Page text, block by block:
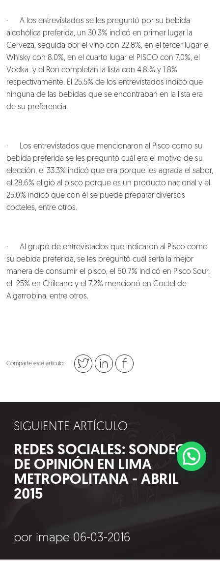
©2018 IMA GO!
· A los entrevistados se les preguntó por su bebida
alcohólica preferida, un 30.3% indicó en primer lugar la
Cerveza, seguida por el vino con 22.8%, en el tercer lugar el
Whisky con 8.0%, en el cuarto lugar el PISCO con 7.0%, el
Vodka y el Ron completan la lista con 4.8 % y 1.8%
respectivamente. El 25.5% de los entrevistados indicó que
ninguna de las bebidas que se encontraban en la lista era
de su preferencia.
· Los entrevistados que mencionaron al Pisco como su
bebida preferida se les preguntó cuál era el motivo de su
elección, el 33.3% indicó que era porque les agrada el sabor,
el 28.6% eligió al pisco porque es un producto nacional y el
25.0% indicó que con él se puede preparar diversos
cocteles, entre otros.
· Al grupo de entrevistados que indicaron al Pisco como
su bebida preferida, se les preguntó cuál sería la mejor
manera de consumir el pisco, el 60.7% indicó en Pisco Sour,
el 25% en Chilcano y el 7.2% mencionó en Coctel de
Algarrobina, entre otros.
Comparte este artículo:
SIGUIENTE ARTÍCULO
REDES SOCIALES: SONDEO
DE OPINIÓN EN LIMA
METROPOLITANA - ABRIL
2015
por imape 06-03-2016